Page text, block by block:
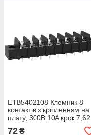
ETB5402108 Клемник 8
контактів з кріпленням на
плату, 300В 10A крок 7,62
мм
72 ₴